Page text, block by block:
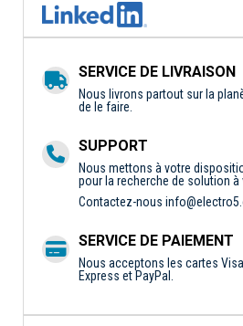
SERVICE DE LIVRAISON
Nous livrons partout sur la
de le faire.
SUPPORT
Nous mettons à votre
pour la recherche de solution
Contactez-nous
SERVICE DE PAIEMENT
Nous acceptons les cartes
Express et PayPal.